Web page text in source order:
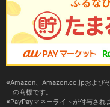
Amazon、Amazon.co.jpおよび
の商標です。
PayPayマネーライトが付与され